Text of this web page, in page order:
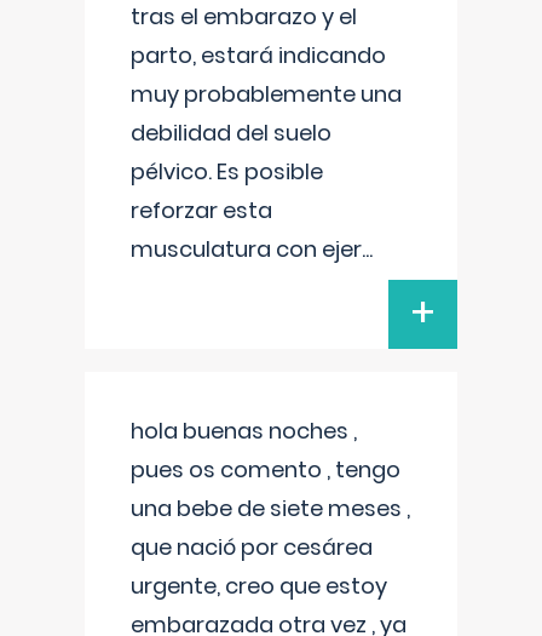
tras el embarazo y el
parto, estará indicando
muy probablemente una
debilidad del suelo
pélvico. Es posible
reforzar esta
musculatura con ejer...
+
hola buenas noches ,
pues os comento , tengo
una bebe de siete meses ,
que nació por cesárea
urgente, creo que estoy
embarazada otra vez , ya